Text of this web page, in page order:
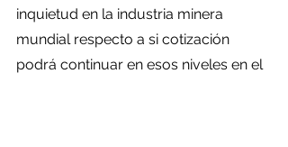
inquietud en la industria minera
mundial respecto a si cotización
podrá continuar en esos niveles en el